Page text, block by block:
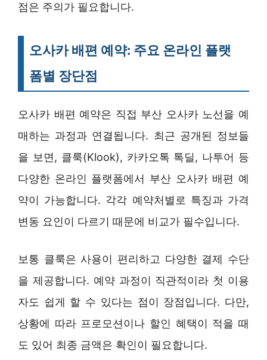
점은 주의가 필요합니다.
오사카 배편 예약: 주요 온라인 플랫
폼별 장단점
오사카 배편 예약은 직접 부산 오사카 노선을 예
매하는 과정과 연결됩니다. 최근 공개된 정보들
을 보면, 클룩(Klook), 카카오톡 톡딜, 나투어 등
다양한 온라인 플랫폼에서 부산 오사카 배편 예
약이 가능합니다. 각각 예약처별로 특징과 가격
변동 요인이 다르기 때문에 비교가 필수입니다.
보통 클룩은 사용이 편리하고 다양한 결제 수단
을 제공합니다. 예약 과정이 직관적이라 첫 이용
자도 쉽게 할 수 있다는 점이 장점입니다. 다만,
상황에 따라 프로모션이나 할인 혜택이 적을 때
도 있어 최종 금액은 확인이 필요합니다.